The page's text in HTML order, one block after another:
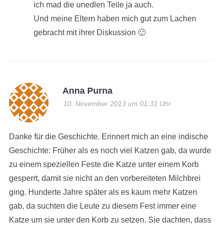
ich mad die unedlen Teile ja auch.
Und meine Eltern haben mich gut zum Lachen
gebracht mit ihrer Diskussion 🙂
Anna Purna
10. November 2013 um 01:31 Uhr
Danke für die Geschichte. Erinnert mich an eine indische
Geschichte: Früher als es noch viel Katzen gab, da wurde
zu einem speziellen Feste die Katze unter einem Korb
gesperrt, damit sie nicht an den vorbereiteten Milchbrei
ging. Hunderte Jahre später als es kaum mehr Katzen
gab, da suchten die Leute zu diesem Fest immer eine
Katze um sie unter den Korb zu setzen. Sie dachten, dass